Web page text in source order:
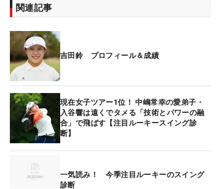
関連記事
吉田鈴 プロフィール＆成績
現在女子ツアー1位！ 中嶋常幸の愛弟子・
入谷響は遠くでタメる「技術とパワーの融
合」で飛ばす【注目ルーキースイング診
断】
一気読み！ 今季注目ルーキーのスイング
診断